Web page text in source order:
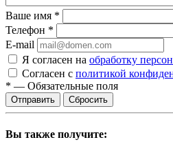
Ваше имя *
Телефон *
E-mail
Я согласен на обработку
Согласен с политикой
* — Обязательные поля
Сбросить
Вы также получите: